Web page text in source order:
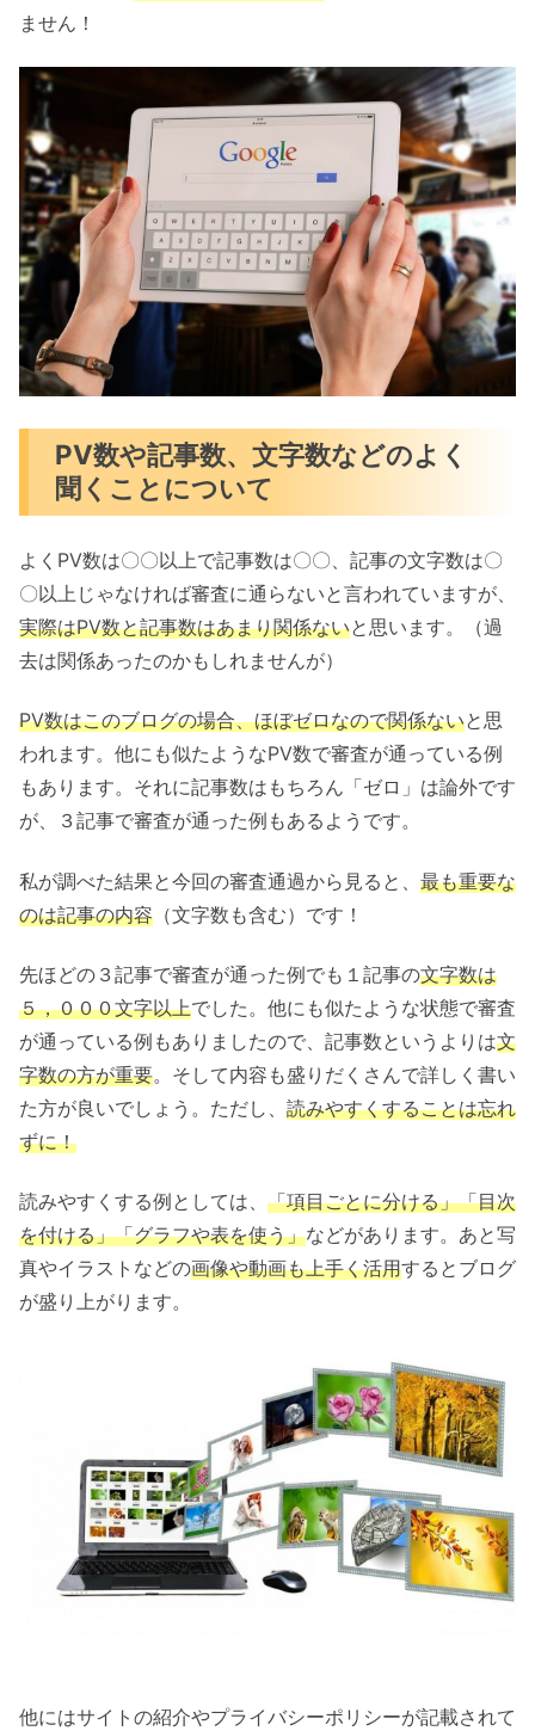
ません！
PV数や記事数、文字数などのよく
聞くことについて
よくPV数は〇〇以上で記事数は〇〇、記事の文字数は〇
〇以上じゃなければ審査に通らないと言われていますが、
実際はPV数と記事数はあまり関係ないと思います。（過
去は関係あったのかもしれませんが）
PV数はこのブログの場合、ほぼゼロなので関係ないと思
われます。他にも似たようなPV数で審査が通っている例
もあります。それに記事数はもちろん「ゼロ」は論外です
が、３記事で審査が通った例もあるようです。
私が調べた結果と今回の審査通過から見ると、 最も重要な
のは記事の内容 （文字数も含む）です！
先ほどの３記事で審査が通った例でも１記事の文字数は
５，０００文字以上でした。他にも似たような状態で審査
が通っている例もありましたので、記事数というよりは文
字数の方が重要。そして内容も盛りだくさんで詳しく書い
た方が良いでしょう。ただし、 読みやすくすることは忘れ
ずに！
読みやすくする例としては、 「項目ごとに分ける」「目次
を付ける」「グラフや表を使う」などがあります。あと写
真やイラストなどの画像や動画も上手く活用するとブログ
が盛り上がります。
他にはサイトの紹介やプライバシーポリシーが記載されて